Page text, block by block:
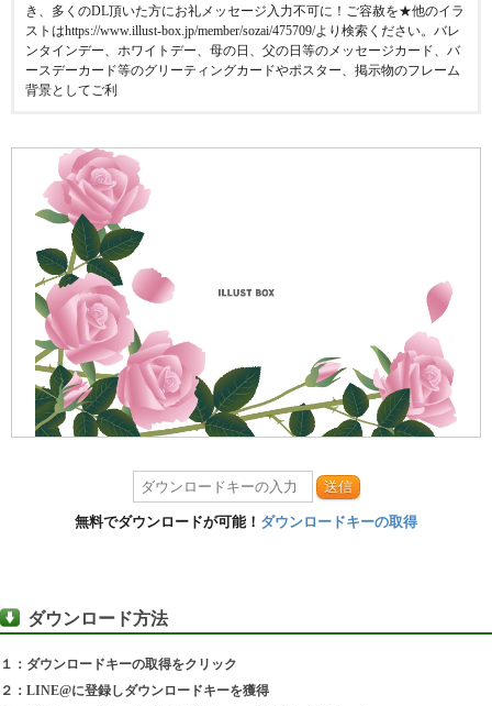
き、多くのDL頂いた方にお礼メッセージ入力不可に！ご容赦を★他のイラ
ストはhttps://www.illust-box.jp/member/sozai/475709/より検索ください。バレ
ンタインデー、ホワイトデー、母の日、父の日等のメッセージカード、バ
ースデーカード等のグリーティングカードやポスター、掲示物のフレーム
背景としてご利
送信
無料でダウンロードが可能！ ダウンロードキーの取得
ダウンロード方法
１：ダウンロードキーの取得をクリック
２：LINE@に登録しダウンロードキーを獲得